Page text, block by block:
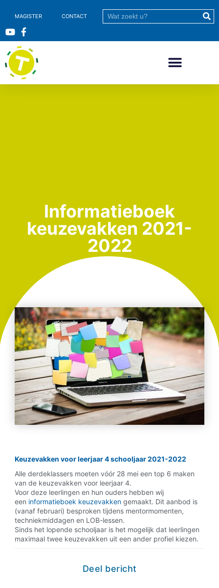
MAGISTER CONTACT
Informatieboek
keuzevakken 2021-
2022
Keuzevakken voor leerjaar 4 schooljaar 2021-2022
Alle derdeklassers moeten vóór 28 mei een top 6 maken
van de keuzevakken voor leerjaar 4.
Voor deze leerlingen en hun ouders hebben wij
een informatieboek keuzevakken gemaakt. Dit aanbod is
(vanaf februari) besproken tijdens mentormomenten,
techniekmiddagen en LOB-lessen.
Sinds het lopende schooljaar is het mogelijk dat leerlingen
maximaal twee keuzevakken uit een ander profiel kiezen.
Deel bericht